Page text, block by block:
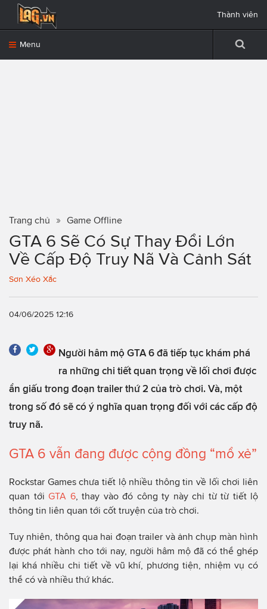
Menu
Thành viên
Trang chủ Game Offline
GTA 6 Sẽ Có Sự Thay Đổi Lớn
Về Cấp Độ Truy Nã Và Cảnh Sát
Sơn Xéo Xắc
04/06/2025 12:16
Người hâm mộ GTA 6 đã tiếp tục khám phá
ra những chi tiết quan trọng về lối chơi được
ẩn giấu trong đoạn trailer thứ 2 của trò chơi. Và, một
trong số đó sẽ có ý nghĩa quan trọng đối với các cấp độ
truy nã.
GTA 6 vẫn đang được cộng đồng “mổ xẻ”
Rockstar Games chưa tiết lộ nhiều thông tin về lối chơi liên
quan tới GTA 6, thay vào đó công ty này chỉ từ từ tiết lộ
thông tin liên quan tới cốt truyện của trò chơi.
Tuy nhiên, thông qua hai đoạn trailer và ảnh chụp màn hình
được phát hành cho tới nay, người hâm mộ đã có thể ghép
lại khá nhiều chi tiết về vũ khí, phương tiện, nhiệm vụ có
thể có và nhiều thứ khác.